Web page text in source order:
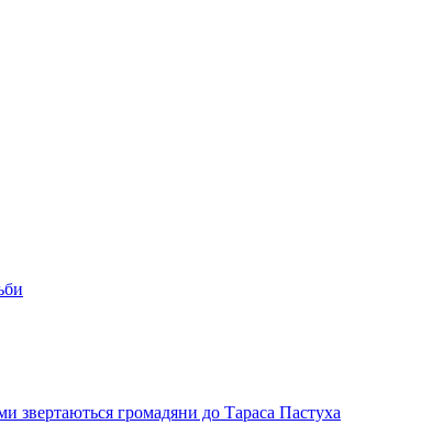
звертаються громадяни до Тараса Пастуха